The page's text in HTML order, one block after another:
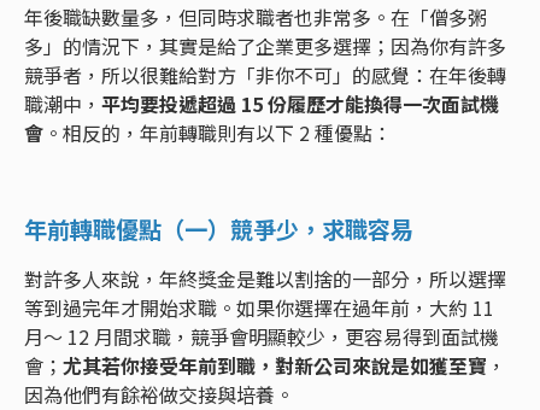
年後職缺數量多，但同時求職者也非常多。在「僧多粥
多」的情況下，其實是給了企業更多選擇；因為你有許多
競爭者，所以很難給對方「非你不可」的感覺：在年後轉
職潮中， 平均要投遞超過 15 份履歷才能換得一次面試機
會 。相反的，年前轉職則有以下 2 種優點：
年前轉職優點（一）競爭少，求職容易
對許多人來說，年終獎金是難以割捨的一部分，所以選擇
等到過完年才開始求職。如果你選擇在過年前，大約 11
月～ 12 月間求職，競爭會明顯較少，更容易得到面試機
會； 尤其若你接受年前到職，對新公司來說是如獲至寶 ，
因為他們有餘裕做交接與培養。